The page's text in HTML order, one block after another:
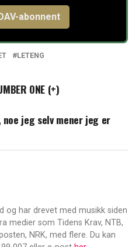
abonnent
LETENG
ONE (+)
jeg selv mener jeg er
og har drevet med musikk siden
medier som Tidens Krav, NTB,
NRK, med flere. Du kan